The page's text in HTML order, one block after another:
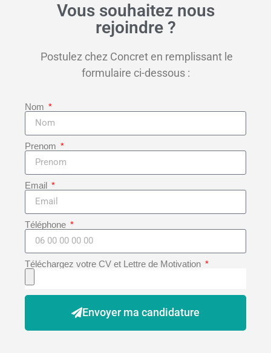
Vous souhaitez nous
rejoindre ?
Postulez chez Concret en remplissant le
formulaire ci-dessous :
Nom
Prenom
Email
Téléphone
Téléchargez votre CV et Lettre de Motivation
Envoyer ma candidature